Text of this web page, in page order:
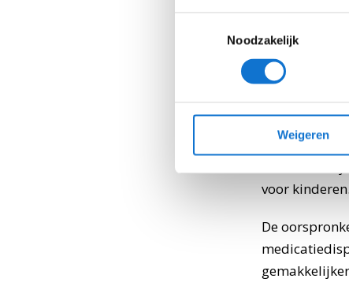
Noodzakelijk
Weigeren
Een
product te
bewuste
voor kinderen.
De